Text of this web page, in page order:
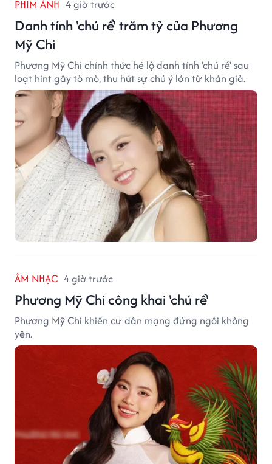
PHIM ẢNH 4 giờ trước
Danh tính 'chú rể' trăm tỷ của Phương
Mỹ Chi
Phương Mỹ Chi chính thức hé lộ danh tính 'chú rể' sau
loạt hint gây tò mò, thu hút sự chú ý lớn từ khán giả.
ÂM NHẠC 4 giờ trước
Phương Mỹ Chi công khai 'chú rể'
Phương Mỹ Chi khiến cư dân mạng đứng ngồi không
yên.